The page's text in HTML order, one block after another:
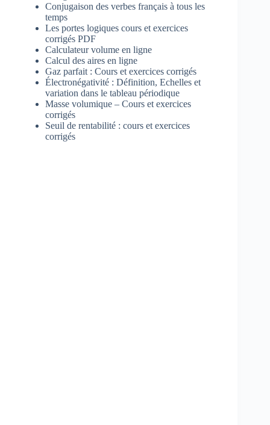
Conjugaison des verbes français à tous les
temps
Les portes logiques cours et exercices
corrigés PDF
Calculateur volume en ligne
Calcul des aires en ligne
Gaz parfait : Cours et exercices corrigés
Électronégativité : Définition, Echelles et
variation dans le tableau périodique
Masse volumique – Cours et exercices
corrigés
Seuil de rentabilité : cours et exercices
corrigés